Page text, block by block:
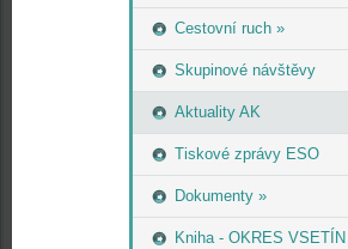
Cestovní ruch »
Skupinové návštěvy
Aktuality AK
Tiskové zprávy ESO
Dokumenty »
Kniha - OKRES VSETÍN